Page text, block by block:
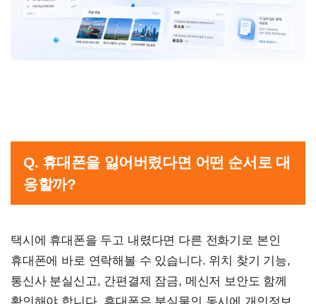
Q. 휴대폰을 잃어버렸다면 어떤 순서로 대
응할까?
택시에 휴대폰을 두고 내렸다면 다른 전화기로 본인
휴대폰에 바로 연락해볼 수 있습니다. 위치 찾기 기능,
통신사 분실신고, 간편결제 잠금, 메신저 보안도 함께